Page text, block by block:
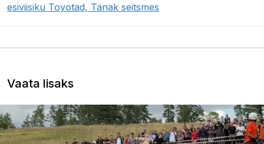
esiviisiku Toyotad, Tänak seitsmes
Vaata lisaks